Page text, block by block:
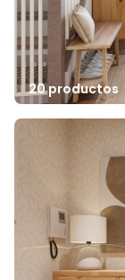
20 productos